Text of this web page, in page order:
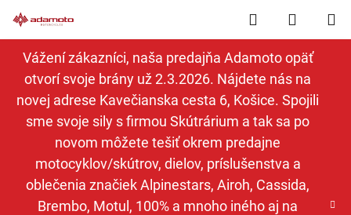
na
obsah
Vážení zákazníci, naša predajňa Adamoto opäť
otvorí svoje brány už 2.3.2026. Nájdete nás na
novej adrese Kavečianska cesta 6, Košice. Spojili
sme svoje sily s firmou Skútrárium a tak sa po
novom môžete tešiť okrem predajne
motocyklov/skútrov, dielov, príslušenstva a
oblečenia značiek Alpinestars, Airoh, Cassida,
Brembo, Motul, 100% a mnoho iného aj na
Hľadať
KOŠÍK